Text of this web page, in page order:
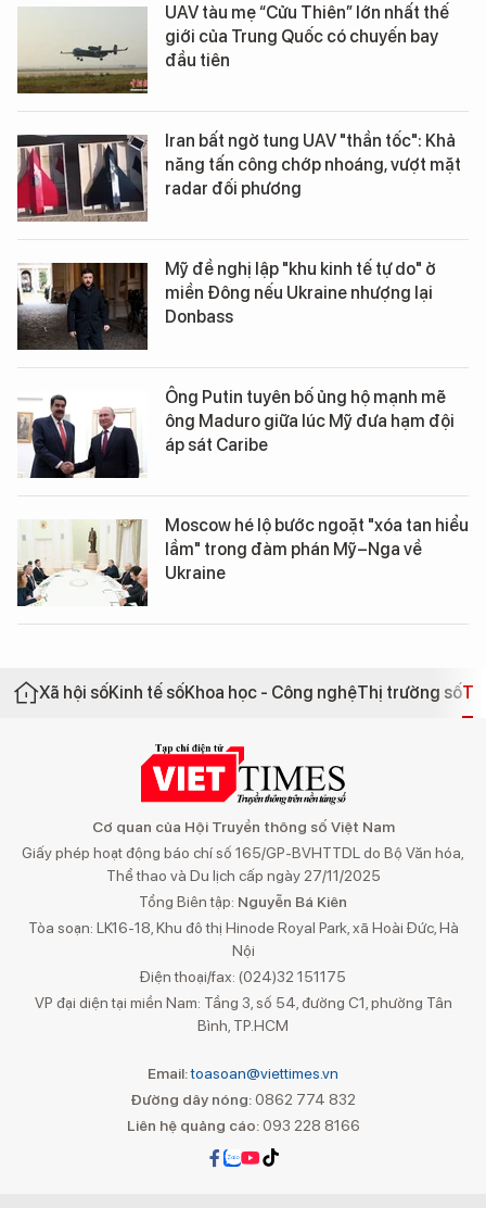
UAV tàu mẹ “Cửu Thiên” lớn nhất thế
giới của Trung Quốc có chuyến bay
đầu tiên
Iran bất ngờ tung UAV "thần tốc": Khả
năng tấn công chớp nhoáng, vượt mặt
radar đối phương
Mỹ đề nghị lập "khu kinh tế tự do" ở
miền Đông nếu Ukraine nhượng lại
Donbass
Ông Putin tuyên bố ủng hộ mạnh mẽ
ông Maduro giữa lúc Mỹ đưa hạm đội
áp sát Caribe
Moscow hé lộ bước ngoặt "xóa tan hiểu
lầm" trong đàm phán Mỹ–Nga về
Ukraine
Xã hội sốKinh tế sốKhoa học - Công nghệThị trường số
Cơ quan của Hội Truyền thông số Việt Nam
Giấy phép hoạt động báo chí số 165/GP-BVHTTDL do Bộ Văn hóa,
Thể thao và Du lịch cấp ngày 27/11/2025
Tổng Biên tập: Nguyễn Bá Kiên
Tòa soạn: LK16-18, Khu đô thị Hinode Royal Park, xã Hoài Đức, Hà
Nội
Điện thoại/fax: (024)32 151175
VP đại diện tại miền Nam: Tầng 3, số 54, đường C1, phường Tân
Bình, TP.HCM
Email:toasoan@viettimes.vn
Đường dây nóng: 0862 774 832
Liên hệ quảng cáo:093 228 8166